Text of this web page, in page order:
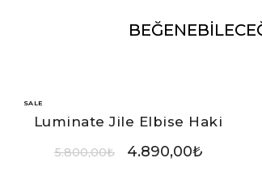
SALE
Luminate Jile Elbise Haki
5.800,00₺ 4.890,00₺